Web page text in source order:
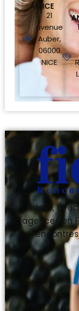
À NICE
21
avenue
Auber,
06000
NICE
Fidelio,
agences en